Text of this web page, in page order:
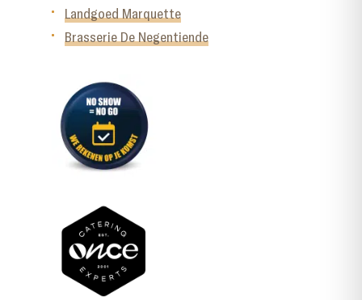
Landgoed Marquette
Brasserie De Negentiende